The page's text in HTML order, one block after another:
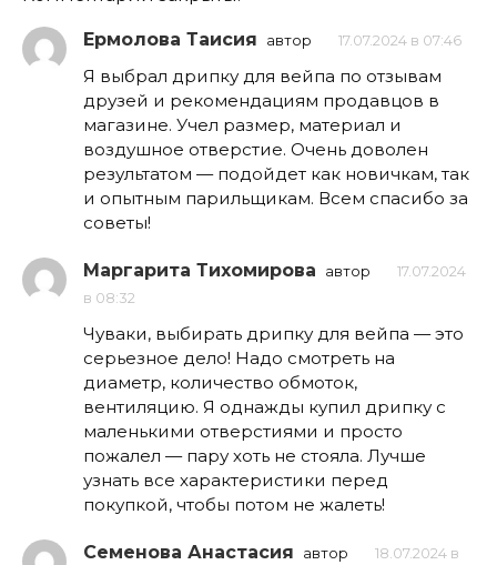
Ермолова Таисия автор 17.07.2024 в 07:46
Я выбрал дрипку для вейпа по отзывам
друзей и рекомендациям продавцов в
магазине. Учел размер, материал и
воздушное отверстие. Очень доволен
результатом — подойдет как новичкам, так
и опытным парильщикам. Всем спасибо за
советы!
Маргарита Тихомирова автор
17.07.2024
в 08:32
Чуваки, выбирать дрипку для вейпа — это
серьезное дело! Надо смотреть на
диаметр, количество обмоток,
вентиляцию. Я однажды купил дрипку с
маленькими отверстиями и просто
пожалел — пару хоть не стояла. Лучше
узнать все характеристики перед
покупкой, чтобы потом не жалеть!
Семенова Анастасия автор
18.07.2024 в